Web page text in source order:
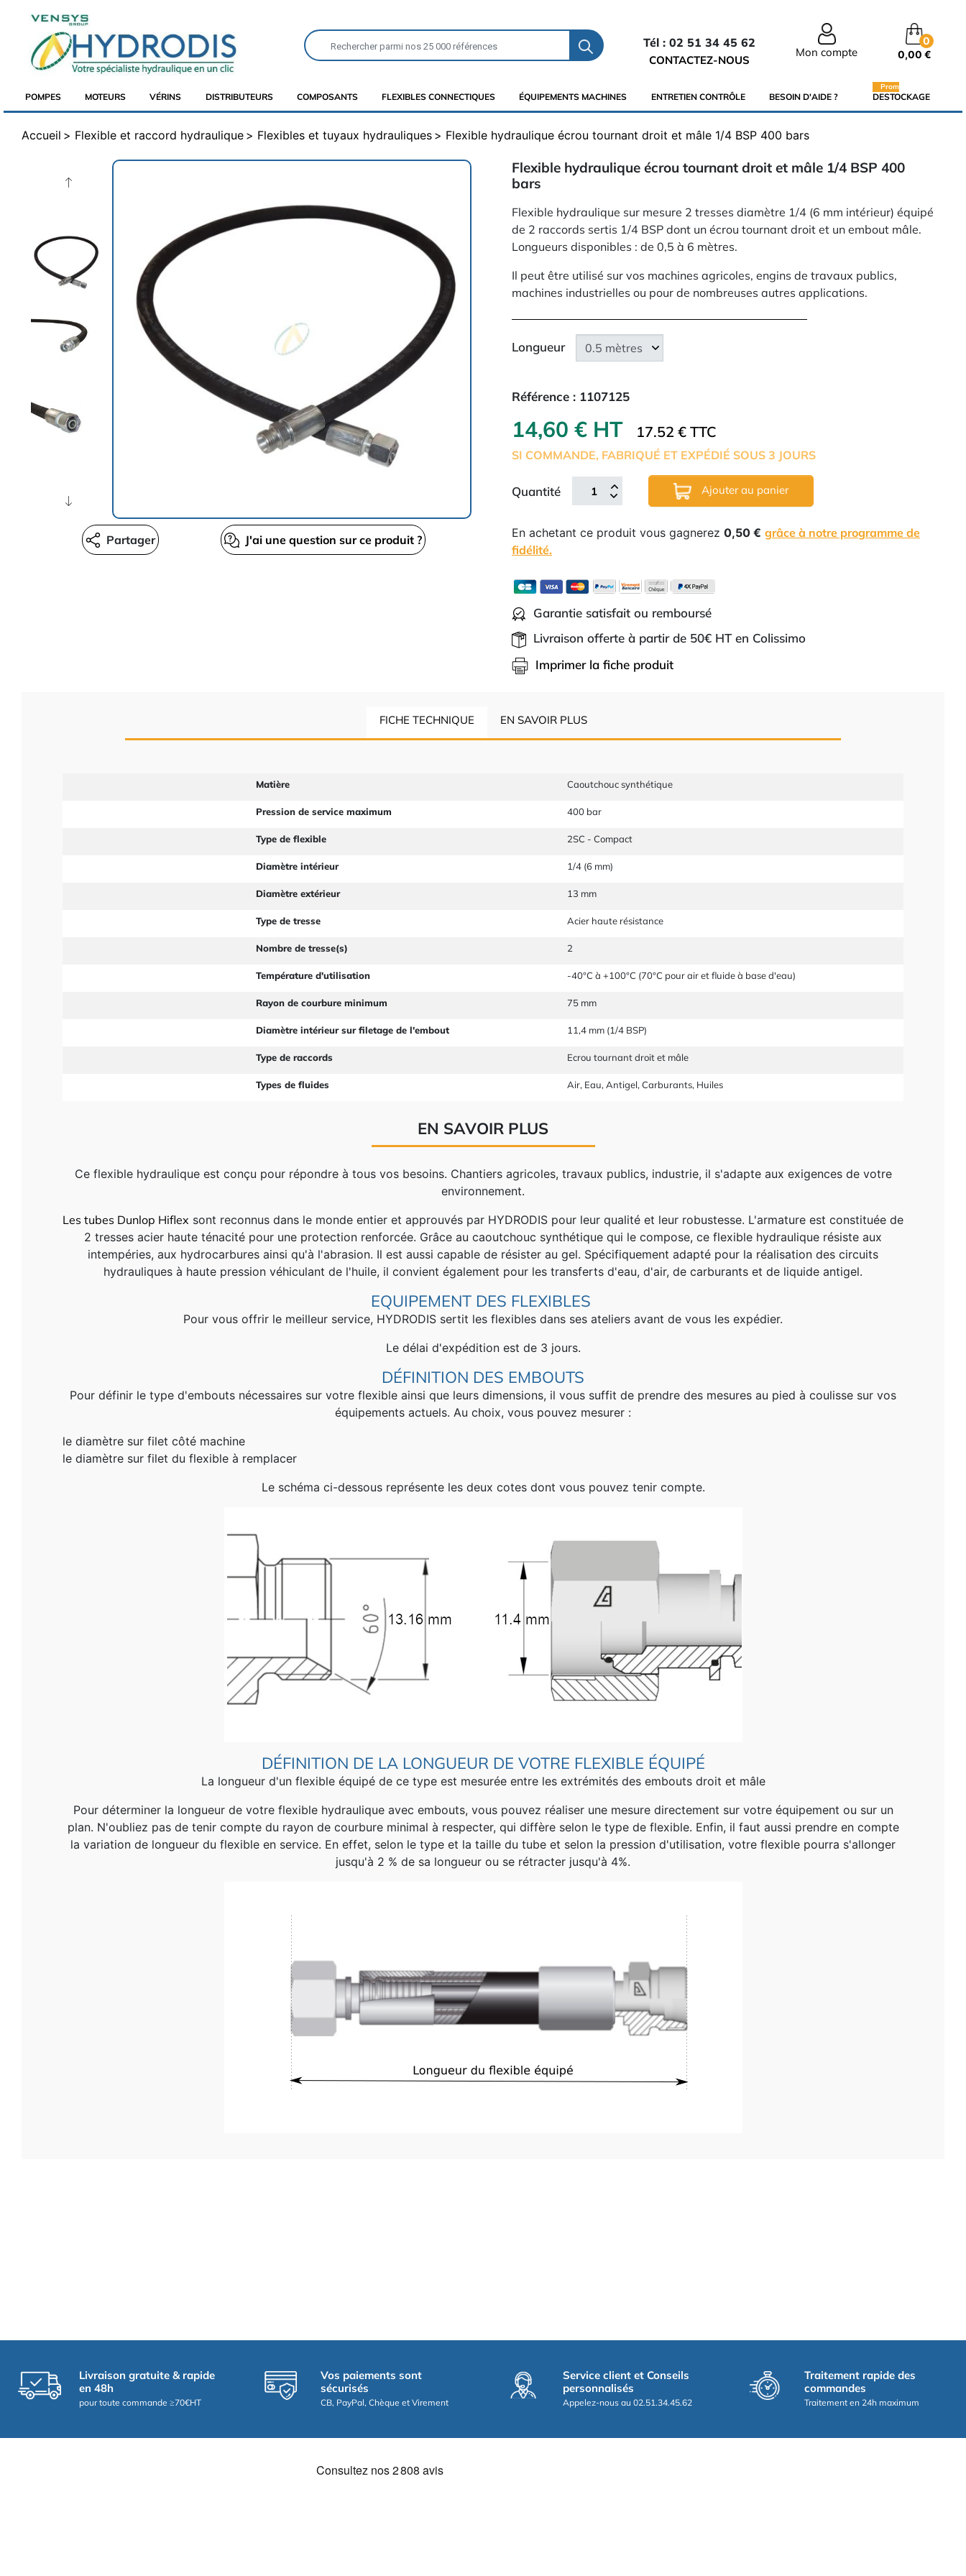
Tél : 02 51 34 45 62
CONTACTEZ-NOUS
Mon compte
0
0,00 €
POMPES MOTEURS VÉRINS DISTRIBUTEURS COMPOSANTS FLEXIBLES CONNECTIQUES ÉQUIPEMENTS MACHINES ENTRETIEN CONTRÔLE BESOIN D'AIDE ? DESTOCKAGE
Promo
Accueil Flexible et raccord hydraulique Flexibles et tuyaux hydrauliques Flexible hydraulique écrou tournant droit et mâle 1/4 BSP 400 bars
J'ai une question sur ce produit ?
Partager
Flexible hydraulique écrou tournant droit et mâle 1/4 BSP 400
bars
Flexible hydraulique sur mesure 2 tresses diamètre 1/4 (6 mm intérieur) équipé
de 2 raccords sertis 1/4 BSP dont un écrou tournant droit et un embout mâle.
Longueurs disponibles : de 0,5 à 6 mètres.
Il peut être utilisé sur vos machines agricoles, engins de travaux publics,
machines industrielles ou pour de nombreuses autres applications.
Longueur
Référence : 1107125
14,60 € HT 17.52 € TTC
SI COMMANDE, FABRIQUÉ ET EXPÉDIÉ SOUS 3 JOURS
Quantité Ajouter au panier
En achetant ce produit vous gagnerez 0,50 € grâce à notre programme de
fidélité.
Garantie satisfait ou remboursé
Livraison offerte à partir de 50€ HT en Colissimo
Imprimer la fiche produit
FICHE TECHNIQUE EN SAVOIR PLUS
Matière Caoutchouc synthétique
Pression de service maximum 400 bar
Type de flexible 2SC - Compact
Diamètre intérieur 1/4 (6 mm)
Diamètre extérieur 13 mm
Type de tresse Acier haute résistance
Nombre de tresse(s) 2
Température d'utilisation -40°C à +100°C (70°C pour air et fluide à base d'eau)
Rayon de courbure minimum 75 mm
Diamètre intérieur sur filetage de l'embout 11,4 mm (1/4 BSP)
Type de raccords Ecrou tournant droit et mâle
Types de fluides Air, Eau, Antigel, Carburants, Huiles
EN SAVOIR PLUS
Ce flexible hydraulique est conçu pour répondre à tous vos besoins. Chantiers agricoles, travaux publics, industrie, il s'adapte aux exigences de votre
environnement.
Les tubes Dunlop Hiflex sont reconnus dans le monde entier et approuvés par HYDRODIS pour leur qualité et leur robustesse. L'armature est constituée de
2 tresses acier haute ténacité pour une protection renforcée. Grâce au caoutchouc synthétique qui le compose, ce flexible hydraulique résiste aux
intempéries, aux hydrocarbures ainsi qu'à l'abrasion. Il est aussi capable de résister au gel. Spécifiquement adapté pour la réalisation des circuits
hydrauliques à haute pression véhiculant de l'huile, il convient également pour les transferts d'eau, d'air, de carburants et de liquide antigel.
EQUIPEMENT DES FLEXIBLES
Pour vous offrir le meilleur service, HYDRODIS sertit les flexibles dans ses ateliers avant de vous les expédier.
Le délai d'expédition est de 3 jours.
DÉFINITION DES EMBOUTS
Pour définir le type d'embouts nécessaires sur votre flexible ainsi que leurs dimensions, il vous suffit de prendre des mesures au pied à coulisse sur vos
équipements actuels. Au choix, vous pouvez mesurer :
le diamètre sur filet côté machine
le diamètre sur filet du flexible à remplacer
Le schéma ci-dessous représente les deux cotes dont vous pouvez tenir compte.
DÉFINITION DE LA LONGUEUR DE VOTRE FLEXIBLE ÉQUIPÉ
La longueur d'un flexible équipé de ce type est mesurée entre les extrémités des embouts droit et mâle
Pour déterminer la longueur de votre flexible hydraulique avec embouts, vous pouvez réaliser une mesure directement sur votre équipement ou sur un
plan. N'oubliez pas de tenir compte du rayon de courbure minimal à respecter, qui diffère selon le type de flexible. Enfin, il faut aussi prendre en compte
la variation de longueur du flexible en service. En effet, selon le type et la taille du tube et selon la pression d'utilisation, votre flexible pourra s'allonger
jusqu'à 2 % de sa longueur ou se rétracter jusqu'à 4%.
Livraison gratuite & rapide
en 48h
pour toute commande ≥70€HT
Vos paiements sont
sécurisés
CB, PayPal, Chèque et Virement
Service client et Conseils
personnalisés
Appelez-nous au 02.51.34.45.62
Traitement rapide des
commandes
Traitement en 24h maximum